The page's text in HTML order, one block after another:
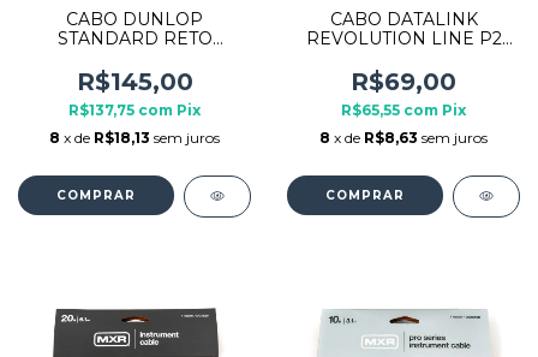
CABO DUNLOP
STANDARD RETO
MXR DCIS10R 3M
R$145,00
R$137,75 com Pix
8 x de R$18,13 sem juros
CABO DATALINK
REVOLUTION LINE P2
METROS
R$69,00
R$65,55 com Pix
8 x de R$8,63 sem juros